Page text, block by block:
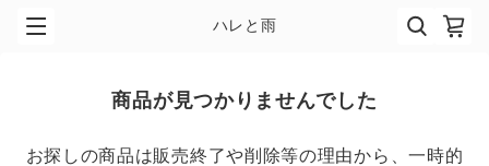
ハレと雨
商品が見つかりませんでした
お探しの商品は販売終了や削除等の理由から、一時的